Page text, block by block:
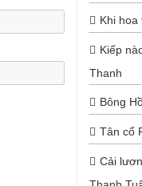
Khi hoa
Kiếp
Thanh
Bông
Tân cổ
Cải